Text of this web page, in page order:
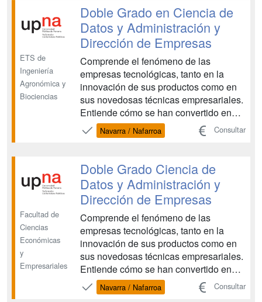
conocimientos adecuados para
desarrollar su futuro profesional ...
ETS de
Ingeniería
Agronómica y
Biociencias
Doble Grado en Ciencia de
Datos y Administración y
Dirección de Empresas
Comprende el fenómeno de las
empresas tecnológicas, tanto en la
innovación de sus productos como en
sus novedosas técnicas empresariales.
Entiende cómo se han convertido en
algunas de las empresas más valiosas
del mundo y forma parte de la
global cada vez más conectado, bien
sea integrándote en una o
emprendiendo ...
Navarra / Nafarroa Consultar
Facultad de
Ciencias
Económicas
y
Empresariales
Doble Grado Ciencia de
Datos y Administración y
Dirección de Empresas
Comprende el fenómeno de las
empresas tecnológicas, tanto en la
innovación de sus productos como en
sus novedosas técnicas empresariales.
Entiende cómo se han convertido en
algunas de las empresas más valiosas
del mundo y forma parte de la
Navarra / Nafarroa Consultar